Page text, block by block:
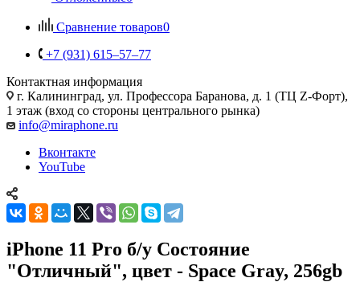
Сравнение товаров0
+7 (931) 615‒57‒77
Контактная информация
г. Калининград, ул. Профессора Баранова, д. 1 (ТЦ Z-Форт),
1 этаж (вход со стороны центрального рынка)
info@miraphone.ru
Вконтакте
YouTube
iPhone 11 Pro б/у Состояние
"Отличный", цвет - Space Gray, 256gb